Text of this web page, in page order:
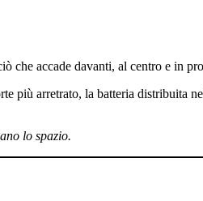
che accade davanti, al centro e in
più arretrato, la batteria distribuita
lo spazio.